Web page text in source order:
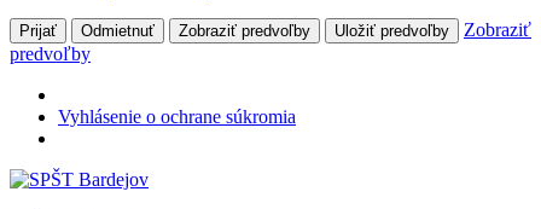
Prijať Odmietnuť Zobraziť predvoľby Uložiť predvoľby
Zobraziť
predvoľby
Vyhlásenie o ochrane súkromia
Skip